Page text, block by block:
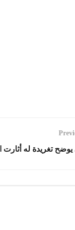
يوضح تغريدة له أثارت